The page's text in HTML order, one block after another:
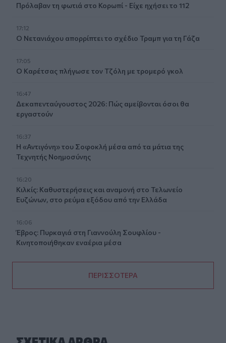
Πρόλαβαν τη φωτιά στο Κορωπί - Είχε ηχήσει το 112
17:12
Ο Νετανιάχου απορρίπτει το σχέδιο Τραμπ για τη Γάζα
17:05
Ο Καρέτσας πλήγωσε τον Τζόλη με τρομερό γκολ
16:47
Δεκαπενταύγουστος 2026: Πώς αμείβονται όσοι θα
εργαστούν
16:37
Η «Αντιγόνη» του Σοφοκλή μέσα από τα μάτια της
Τεχνητής Νοημοσύνης
16:20
Κιλκίς: Καθυστερήσεις και αναμονή στο Τελωνείο
Ευζώνων, στο ρεύμα εξόδου από την Ελλάδα
16:06
Έβρος: Πυρκαγιά στη Γιαννούλη Σουφλίου -
Κινητοποιήθηκαν εναέρια μέσα
ΠΕΡΙΣΣΟΤΕΡΑ